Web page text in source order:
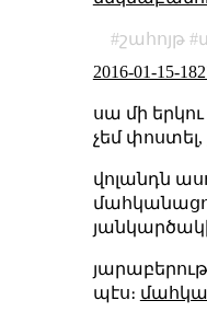
շահոյթ
2016-01-15-
սա մի
չեմ փոստել,
վոլանդն
պէս։